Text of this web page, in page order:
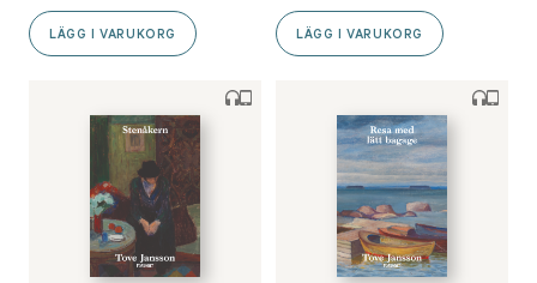
LÄGG I VARUKORG LÄGG I VARUKORG